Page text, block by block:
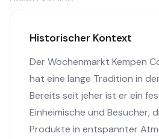
Historischer Kontext
Der Wochenmarkt Kempen
hat eine lange Tradition in
Bereits seit jeher ist er ein
Einheimische und Besucher,
Produkte in entspannter